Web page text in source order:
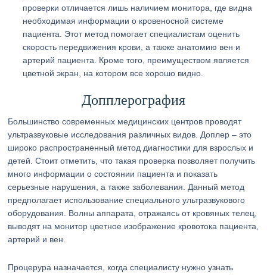
проверки отличается лишь наличием монитора, где видна
необходимая информации о кровеносной системе
пациента. Этот метод помогает специалистам оценить
скорость передвижения крови, а также анатомию вен и
артерий пациента. Кроме того, преимуществом является
цветной экран, на котором все хорошо видно.
Допплерография
Большинство современных медицинских центров проводят
ультразвуковые исследования различных видов. Доплер – это
широко распространенный метод диагностики для взрослых и
детей. Стоит отметить, что такая проверка позволяет получить
много информации о состоянии пациента и показать
серьезные нарушения, а также заболевания. Данный метод
предполагает использование специального ультразвукового
оборудования. Волны аппарата, отражаясь от кровяных телец,
выводят на монитор цветное изображение кровотока пациента,
артерий и вен.
Процерура назначается, когда специалисту нужно узнать